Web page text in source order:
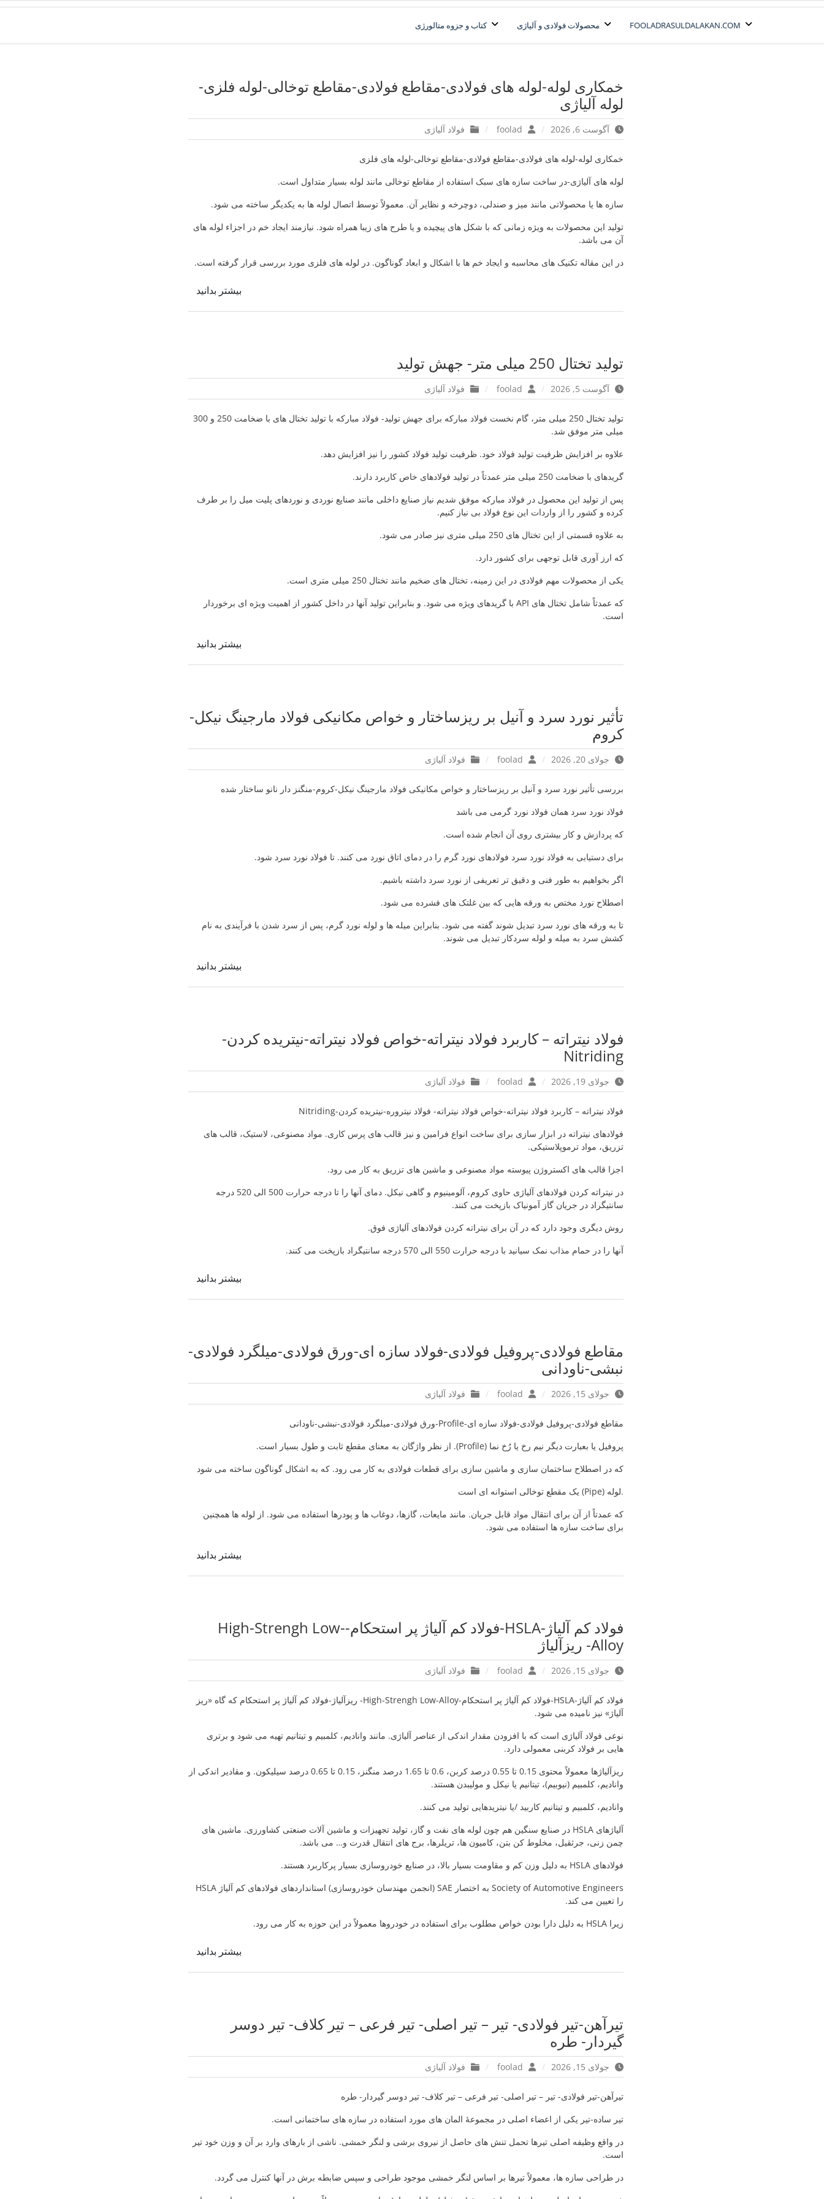
پرش
فولاد رسول دلاکان
فولاد آلیاژی-میلگرد آلیاژی-تسمه آلیاژی-ورق آلیاژی-لوله آلیاژی-نبشی فولادی-ناودانی فولادی-قیمت ورق-قیمت فولاد
FOOLADRASULDALAKAN.COM محصولات فولادی و آلیاژی کتاب و جزوه متالورژی
خمکاری لوله-لوله های فولادی-مقاطع فولادی-مقاطع توخالی-لوله فلزی-
لوله آلیاژی
آگوست 6, 2026 فولاد آلیاژی
خمکاری لوله-لوله های فولادی-مقاطع فولادی-مقاطع توخالی-لوله های فلزی
لوله های آلیاژی-در ساخت سازه های سبک استفاده از مقاطع توخالی مانند لوله بسیار متداول است.
سازه ها یا محصولاتی مانند میز و صندلی، دوچرخه و نظایر آن. معمولاً توسط اتصال لوله ها به یکدیگر ساخته می شود.
تولید این محصولات به ویژه زمانی که با شکل های پیچیده و یا طرح های زیبا همراه شود. نیازمند ایجاد خم در اجزاء لوله های
آن می باشد.
در این مقاله تکنیک های محاسبه و ایجاد خم ها با اشکال و ابعاد گوناگون. در لوله های فلزی مورد بررسی قرار گرفته است.
بیشتر بدانید
تولید تختال 250 میلی متر- جهش تولید
آگوست 5, 2026 فولاد آلیاژی
تولید تختال 250 میلی متر، گام نخست فولاد مبارکه برای جهش تولید- فولاد مبارکه با تولید تختال های با ضخامت 250 و 300
میلی متر موفق شد.
علاوه بر افزایش ظرفیت تولید فولاد خود. ظرفیت تولید فولاد کشور را نیز افزایش دهد.
گریدهای با ضخامت 250 میلی متر عمدتاً در تولید فولادهای خاص کاربرد دارند.
پس از تولید این محصول در فولاد مبارکه موفق شدیم نیاز صنایع داخلی مانند صنایع نوردی و نوردهای پلیت میل را بر طرف
کرده و کشور را از واردات این نوع فولاد بی نیاز کنیم.
به علاوه قسمتی از این تختال های 250 میلی متری نیز صادر می شود.
که ارز آوری قابل توجهی برای کشور دارد.
یکی از محصولات مهم فولادی در این زمینه، تختال های ضخیم مانند تختال 250 میلی متری است.
که عمدتاً شامل تختال های API با گریدهای ویژه می شود. و بنابراین تولید آنها در داخل کشور از اهمیت ویژه ای برخوردار
است.
بیشتر بدانید
تأثیر نورد سرد و آنیل بر ریزساختار و خواص مکانیکی فولاد مارجینگ نیکل-
کروم
جولای 20, 2026 فولاد آلیاژی
بررسی تأثیر نورد سرد و آنیل بر ریزساختار و خواص مکانیکی فولاد مارجینگ نیکل-کروم-منگنز دار نانو ساختار شده
فولاد نورد سرد همان فولاد نورد گرمی می باشد
که پردازش و کار بیشتری روی آن انجام شده است.
برای دستیابی به فولاد نورد سرد فولادهای نورد گرم را در دمای اتاق نورد می کنند. تا فولاد نورد سرد شود.
اگر بخواهیم به طور فنی و دقیق تر تعریفی از نورد سرد داشته باشیم.
اصطلاح نورد مختص به ورقه هایی که بین غلتک های فشرده می شود.
تا به ورقه های نورد سرد تبدیل شوند گفته می شود. بنابراین میله ها و لوله نورد گرم، پس از سرد شدن با فرآیندی به نام
کشش سرد به میله و لوله سردکار تبدیل می شوند.
بیشتر بدانید
فولاد نیتراته – کاربرد فولاد نیتراته-خواص فولاد نیتراته-نیتریده کردن-
Nitriding
جولای 19, 2026 فولاد آلیاژی
فولاد نیتراته – کاربرد فولاد نیتراته-خواص فولاد نیتراته- فولاد نیتروره-نیتریده کردن-Nitriding
فولادهای نیتراته در ابزار سازی برای ساخت انواع فرامین و نیز قالب های پرس کاری. مواد مصنوعی، لاستیک، قالب های
تزریق، مواد ترموپلاستیکی.
اجزا قالب های اکستروژن پیوسته مواد مصنوعی و ماشین های تزریق به کار می رود.
در نیتراته کردن فولادهای آلیاژی حاوی کروم، آلومینیوم و گاهی نیکل. دمای آنها را تا درجه حرارت 500 الی 520 درجه
سانتیگراد در جریان گاز آمونیاک بازپخت می کنند.
روش دیگری وجود دارد که در آن برای نیتراته کردن فولادهای آلیاژی فوق.
آنها را در حمام مذاب نمک سیانید با درجه حرارت 550 الی 570 درجه سانتیگراد بازپخت می کنند.
بیشتر بدانید
مقاطع فولادی-پروفیل فولادی-فولاد سازه ای-ورق فولادی-میلگرد فولادی-
نبشی-ناودانی
جولای 15, 2026 فولاد آلیاژی
مقاطع فولادی-پروفیل فولادی-فولاد سازه ای-Profile-ورق فولادی-میلگرد فولادی-نبشی-ناودانی
پروفیل یا بعبارت دیگر نیم رخ یا رُخ نما (Profile). از نظر واژگان به معنای مقطع ثابت و طول بسیار است.
که در اصطلاح ساختمان سازی و ماشین سازی برای قطعات فولادی به کار می رود. که به اشکال گوناگون ساخته می شود
.لوله (Pipe) یک مقطع توخالی استوانه ای است
که عمدتاً از آن برای انتقال مواد قابل جریان. مانند مایعات، گازها، دوغاب ها و پودرها استفاده می شود. از لوله ها همچنین
برای ساخت سازه ها استفاده می شود.
بیشتر بدانید
فولاد کم آلیاژ-HSLA-فولاد کم آلیاژ پر استحکام-High-Strengh Low-
Alloy- ریزآلیاژ
جولای 15, 2026 فولاد آلیاژی
فولاد کم آلیاژ-HSLA-فولاد کم آلیاژ پر استحکام-High-Strengh Low-Alloy- ریزآلیاژ-فولاد کم آلیاژ پر استحکام که گاه «ریز
آلیاژ» نیز نامیده می شود.
نوعی فولاد آلیاژی است که با افزودن مقدار اندکی از عناصر آلیاژی. مانند وانادیم، کلمبیم و تیتانیم تهیه می شود و برتری
هایی بر فولاد کربنی معمولی دارد.
ریزآلیاژها معمولاً محتوی 0.15 تا 0.55 درصد کربن، 0.6 تا 1.65 درصد منگنز، 0.15 تا 0.65 درصد سیلیکون. و مقادیر اندکی از
وانادیم، کلمبیم (نیوبیم)، تیتانیم یا نیکل و مولیبدن هستند.
وانادیم، کلمبیم و تیتانیم کاربید /یا نیتریدهایی تولید می کنند.
آلیاژهای HSLA در صنایع سنگین هم چون لوله های نفت و گاز، تولید تجهیزات و ماشین آلات صنعتی کشاورزی. ماشین های
چمن زنی، جرثقیل، مخلوط کن بتن، کامیون ها، تریلرها، برج های انتقال قدرت و… می باشد.
فولادهای HSLA به دلیل وزن کم و مقاومت بسیار بالا، در صنایع خودروسازی بسیار پرکاربرد هستند.
Society of Automotive Engineers به اختصار SAE (انجمن مهندسان خودروسازی) استانداردهای فولادهای کم آلیاژ HSLA
را تعیین می کند.
زیرا HSLA به دلیل دارا بودن خواص مطلوب برای استفاده در خودروها معمولاً در این حوزه به کار می رود.
بیشتر بدانید
تیرآهن-تیر فولادی- تیر – تیر اصلی- تیر فرعی – تیر کلاف- تیر دوسر
گیردار- طره
جولای 15, 2026 فولاد آلیاژی
تیرآهن-تیر فولادی- تیر – تیر اصلی- تیر فرعی – تیر کلاف- تیر دوسر گیردار- طره
تیر ساده-تیر یکی از اعضاء اصلی در مجموعۀ المان های مورد استفاده در سازه های ساختمانی است.
در واقع وظیفه اصلی تیرها تحمل تنش های حاصل از نیروی برشی و لنگر خمشی. ناشی از بارهای وارد بر آن و وزن خود تیر
است.
در طراحی سازه ها، معمولاً تیرها بر اساس لنگر خمشی موجود طراحی و سپس ضابطه برش در آنها کنترل می گردد.